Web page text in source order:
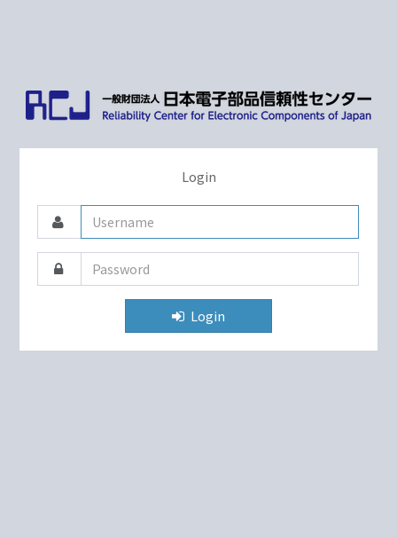
Login
Login